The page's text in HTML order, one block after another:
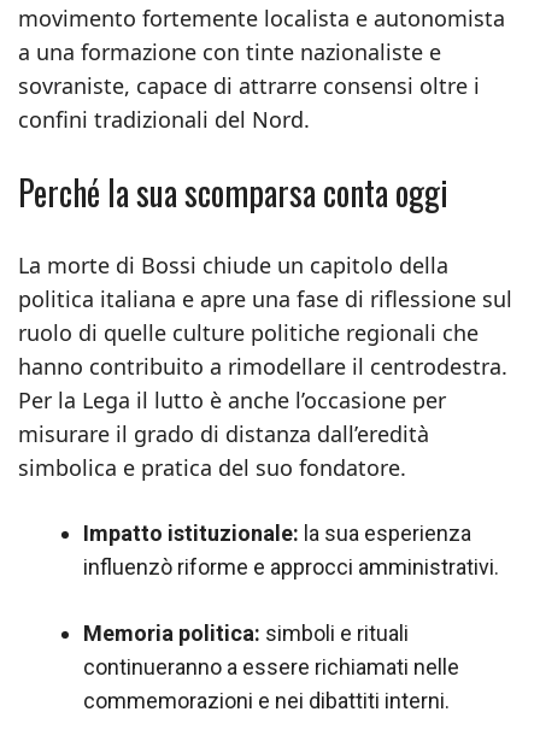
movimento fortemente localista e autonomista
a una formazione con tinte nazionaliste e
sovraniste, capace di attrarre consensi oltre i
confini tradizionali del Nord.
Perché la sua scomparsa conta oggi
La morte di Bossi chiude un capitolo della
politica italiana e apre una fase di riflessione sul
ruolo di quelle culture politiche regionali che
hanno contribuito a rimodellare il centrodestra.
Per la Lega il lutto è anche l’occasione per
misurare il grado di distanza dall’eredità
simbolica e pratica del suo fondatore.
Impatto istituzionale: la sua esperienza
influenzò riforme e approcci amministrativi.
Memoria politica: simboli e rituali
continueranno a essere richiamati nelle
commemorazioni e nei dibattiti interni.